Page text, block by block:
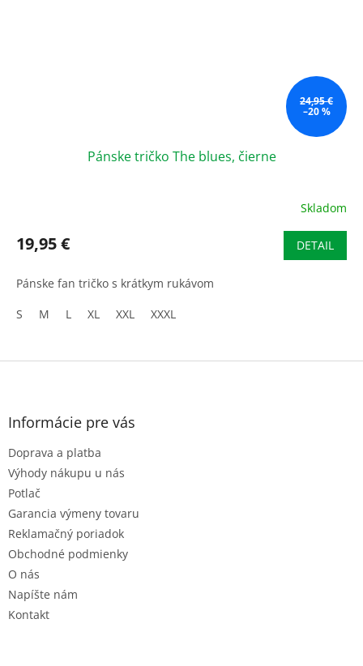
24,95 €
–20 %
Pánske tričko The blues, čierne
Skladom
19,95 € DETAIL
Pánske fan tričko s krátkym rukávom
S
M L XL XXL XXXL
Z
Informácie pre vás
Doprava a platba
Výhody nákupu u nás
Potlač
Garancia výmeny tovaru
Reklamačný poriadok
Obchodné podmienky
O nás
Napíšte nám
Kontakt